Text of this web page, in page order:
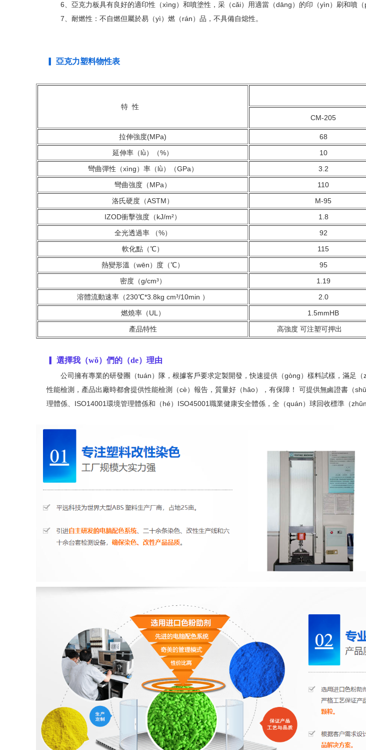
6、亞克力板具有良好的適印性（xìng）和噴塗性，采（cǎi）用適當（dāng）的印（yìn）刷和噴
7、耐燃性：不自燃但屬於易（yì）燃（rán）品，不具備自熄性。
▎ 亞克力塑料物性表
特 性
CM-205
拉伸強度(MPa) 68
延伸率（lǜ）（%）
10
彎曲彈性（xìng）率（lǜ）（GPa）
3.2
彎曲強度（MPa）
110
洛氏硬度（ASTM）
M-95
IZOD衝擊強度（kJ/m²）
1.8
全光透過率 （%）
92
軟化點（℃）
115
熱變形溫（wēn）度（℃）
95
密度（g/cm³）
1.19
溶體流動速率（230℃*3.8kg cm³/10min ）
2.0
燃燒率（UL）
1.5mmHB
產品特性
高強度 可注塑可押出
▎ 選擇我（wǒ）們的（de）理由
公司擁有專業的研發團（tuán）隊，根據客戶要求定製開發，快速提供（gòng）樣料試樣，滿足
性能檢測，產品出廠時都會提供性能檢測（cè）報告，質量好（hǎo），有保障！ 可提供無鹵證書（shū
理體係、ISO14001環境管理體係和（hé）ISO45001職業健康安全體係，全（quán）球回收標準（zhǔn